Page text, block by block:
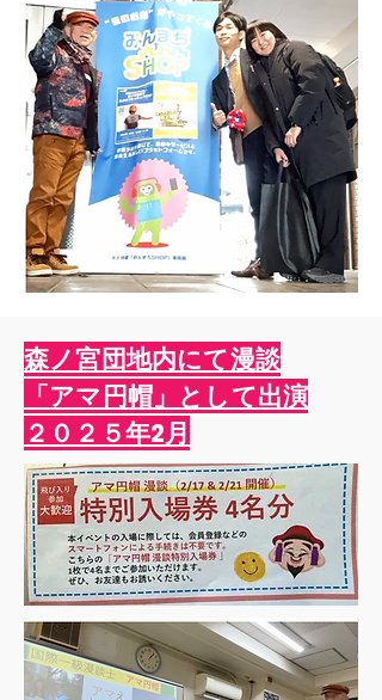
森ノ宮団地内にて漫談
​「アマ円帽」として出演
​２０２５年2月